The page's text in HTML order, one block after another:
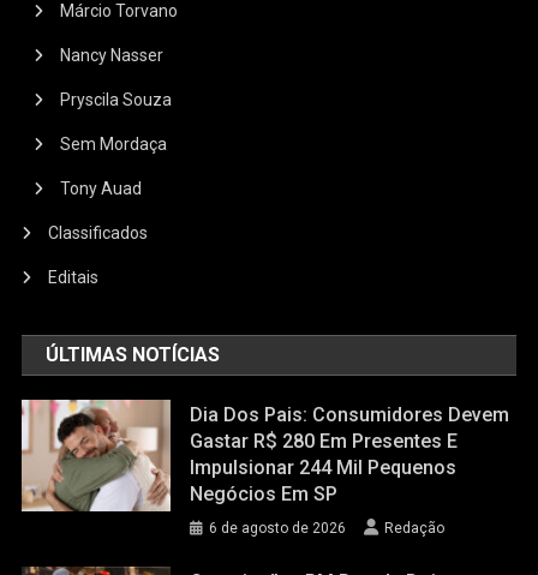
Márcio Torvano
Nancy Nasser
Pryscila Souza
Sem Mordaça
Tony Auad
Classificados
Editais
ÚLTIMAS NOTÍCIAS
Dia Dos Pais: Consumidores Devem
Gastar R$ 280 Em Presentes E
Impulsionar 244 Mil Pequenos
Negócios Em SP
6 de agosto de 2026 Redação